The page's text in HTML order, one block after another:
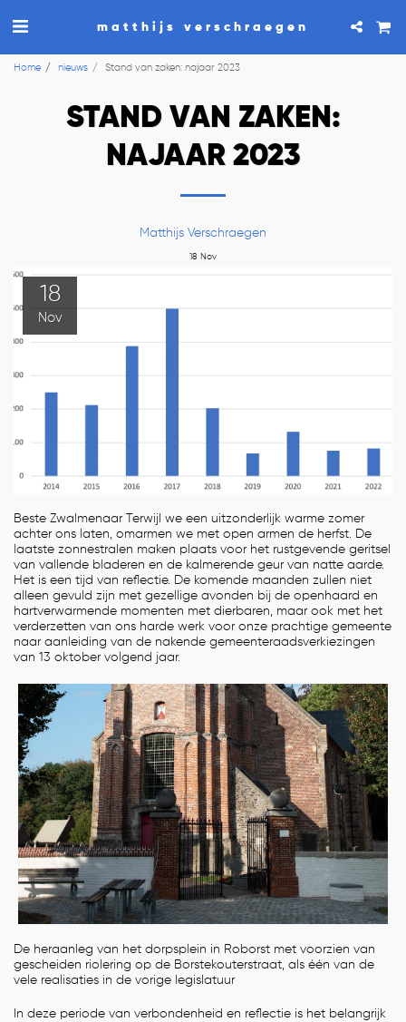
matthijs verschraegen
Home nieuws Stand van zaken: najaar 2023
STAND VAN ZAKEN:
NAJAAR 2023
Matthijs Verschraegen
18 Nov
18
Nov
Beste Zwalmenaar Terwijl we een uitzonderlijk warme zomer
achter ons laten, omarmen we met open armen de herfst. De
laatste zonnestralen maken plaats voor het rustgevende geritsel
van vallende bladeren en de kalmerende geur van natte aarde.
Het is een tijd van reflectie. De komende maanden zullen niet
alleen gevuld zijn met gezellige avonden bij de openhaard en
hartverwarmende momenten met dierbaren, maar ook met het
verderzetten van ons harde werk voor onze prachtige gemeente
naar aanleiding van de nakende gemeenteraadsverkiezingen
van 13 oktober volgend jaar.
De heraanleg van het dorpsplein in Roborst met voorzien van
gescheiden riolering op de Borstekouterstraat, als één van de
vele realisaties in de vorige legislatuur
In deze periode van verbondenheid en reflectie is het belangrijk